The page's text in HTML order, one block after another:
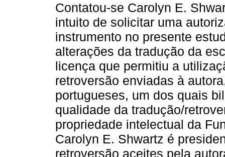
Contatou-se Carolyn E.
intuito de solicitar uma
instrumento no presente
alterações da tradução da
licença que permitiu a
retroversão enviadas à
portugueses, um dos quais
qualidade da tradução/
propriedade intelectual da
Carolyn E. Shwartz é
retroversão aceites pela